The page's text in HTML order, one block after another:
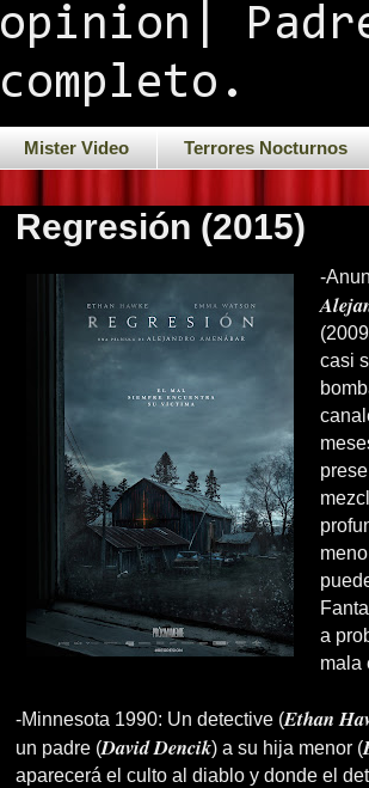
opinion|
completo.
Mister Video Terrores Nocturnos
Regresión (2015)
-
casi
a
mala
-Minnesota 1990: Un detective (Ethan
un padre (David Dencik) a su hija menor (
aparecerá el culto al diablo y donde el